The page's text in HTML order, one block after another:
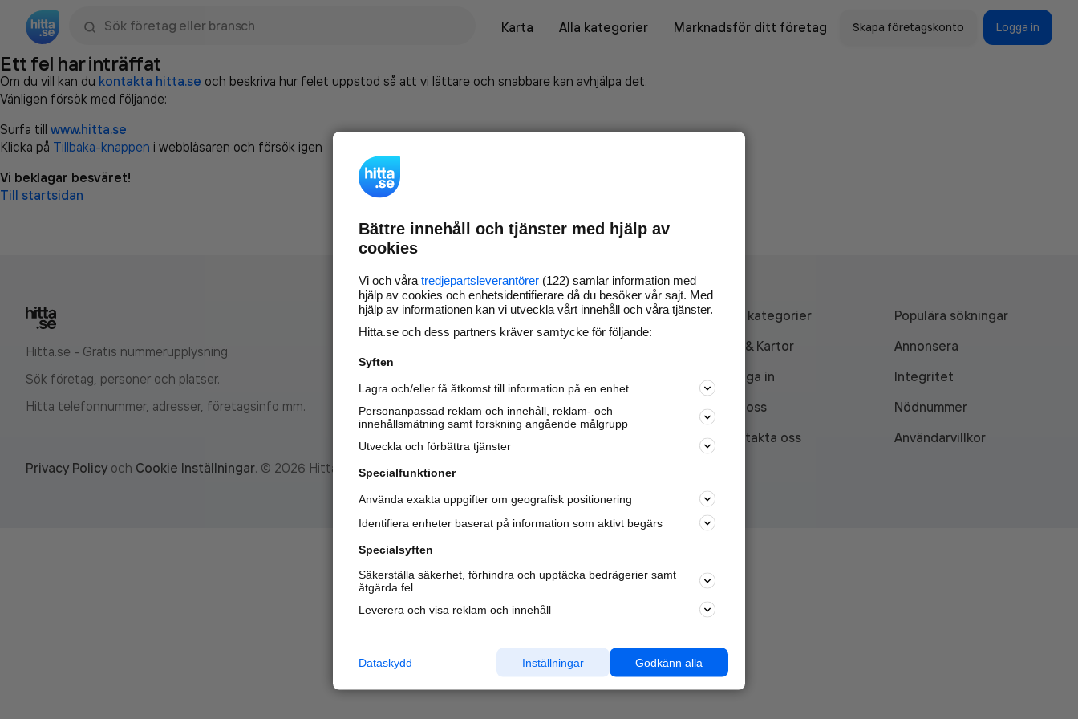
Karta
Alla kategorier Marknadsför ditt företag Skapa företagskonto Logga in
Ett fel har inträffat
Om du vill kan du kontakta hitta.se och beskriva hur felet uppstod så att vi lättare och snabbare kan avhjälpa det.
Vänligen försök med följande:
Surfa till www.hitta.se
Klicka på Tillbaka-knappen i webbläsaren och försök igen
Vi beklagar besväret!
Till startsidan
Hitta.se - Gratis nummerupplysning.
Sök företag, personer och platser.
Hitta telefonnummer, adresser, företagsinfo mm.
Marknadsför företaget på
nya kunder och
samarbetspartners nära dig.
Läs mer här
Alla kategorier
Populära sökningar
API & Kartor
Annonsera
Logga in
Integritet
Om oss
Nödnummer
Kontakta oss
Användarvillkor
Privacy Policy och Cookie Inställningar. © 2026 Hitta.se
Bättre innehåll och tjänster med hjälp av
cookies
Vi och våra tredjepartsleverantörer (122) samlar information med
hjälp av cookies och enhetsidentifierare då du besöker vår sajt. Med
hjälp av informationen kan vi utveckla vårt innehåll och våra tjänster.
Hitta.se och dess partners kräver samtycke för följande:
Syften
Lagra och/eller få åtkomst till information på en enhet
Personanpassad reklam och innehåll, reklam- och
innehållsmätning samt forskning angående målgrupp
Utveckla och förbättra tjänster
Specialfunktioner
Använda exakta uppgifter om geografisk positionering
Identifiera enheter baserat på information som aktivt begärs
Specialsyften
Säkerställa säkerhet, förhindra och upptäcka bedrägerier samt
åtgärda fel
Leverera och visa reklam och innehåll
Godkänn alla
Inställningar
Dataskydd